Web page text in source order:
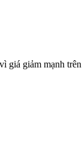
giá giảm mạnh trên